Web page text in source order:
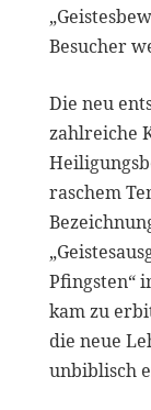
Besucher
Die neu
zahlreiche
raschem
Pfingsten“
kam zu
die neue
unbiblisch